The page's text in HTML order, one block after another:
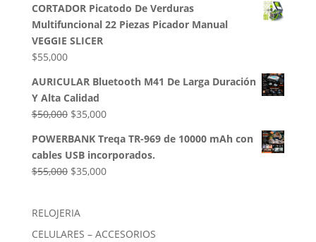
original
era:
$85,000.
actual
es:
CORTADOR Picatodo De Verduras
Multifuncional 22 Piezas Picador Manual
VEGGIE SLICER
$55,000
AURICULAR Bluetooth M41 De Larga Duración
Y Alta Calidad
$50,000 El
original
era:
$50,000.
$35,000El
actual
es:
$35,000.
POWERBANK Treqa TR-969 de 10000 mAh con
cables USB incorporados.
$55,000 El
era:
$55,000.
$35,000El
$35,000.
RELOJERIA
CELULARES – ACCESORIOS